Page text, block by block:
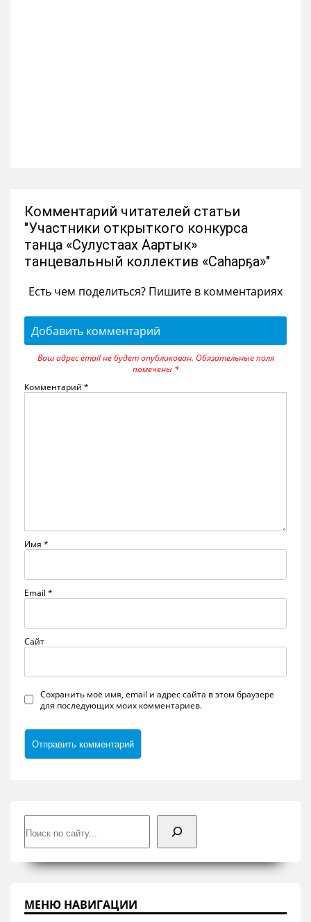
Комментарий читателей статьи
"Участники открыткого конкурса
танца «Сулустаах Аартык»
танцевальный коллектив «Саһарҕа»"
Есть чем поделиться? Пишите в комментариях
Добавить комментарий
Ваш адрес email не будет опубликован. Обязательные поля
помечены *
Комментарий *
Имя *
Email *
Сайт
Сохранить моё имя, email и адрес сайта в этом браузере
для последующих моих комментариев.
МЕНЮ НАВИГАЦИИ